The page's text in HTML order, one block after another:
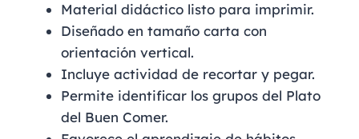
Material didáctico listo para imprimir.
Diseñado en tamaño carta con
orientación vertical.
Incluye actividad de recortar y pegar.
Permite identificar los grupos del Plato
del Buen Comer.